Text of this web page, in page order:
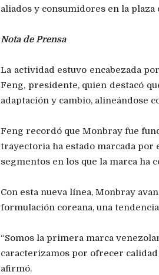
aliados y consumidores en la plaza
Nota de Prensa
La actividad estuvo encabezada
Feng, presidente, quien destacó
adaptación y cambio, alineándose
Feng recordó que Monbray fue
trayectoria ha estado marcada por
segmentos en los que la marca ha
Con esta nueva línea, Monbray
formulación coreana, una
“Somos la primera marca
caracterizamos por ofrecer
afirmó.